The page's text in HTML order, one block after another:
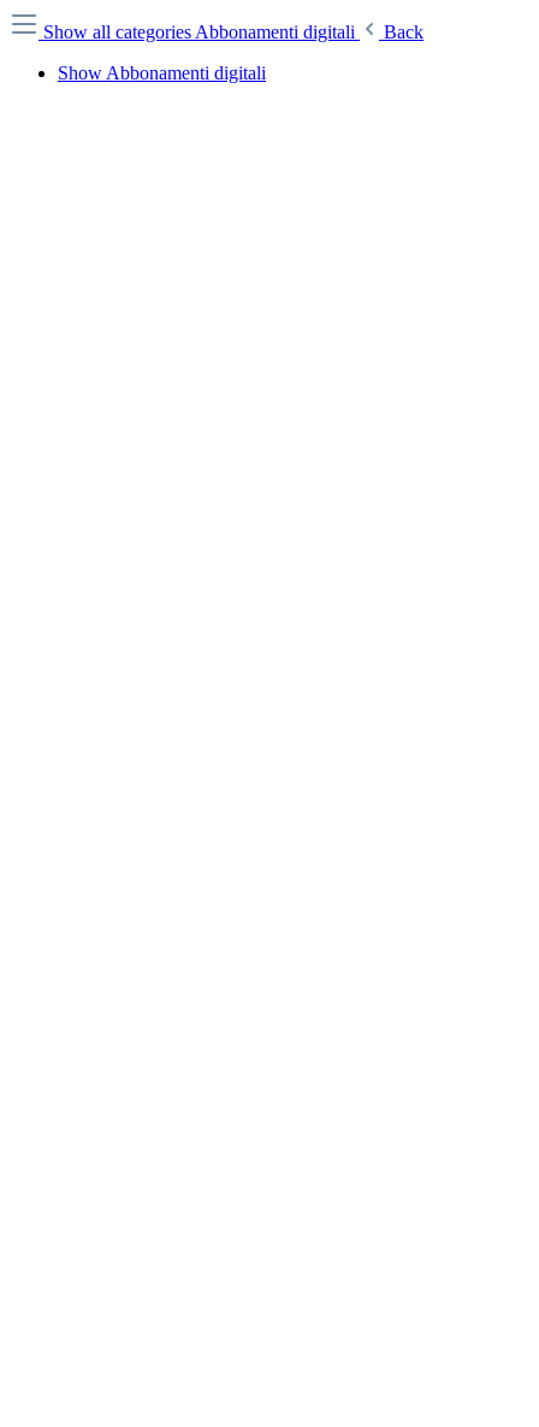
Show all categories Abbonamenti digitali
Back
Show Abbonamenti digitali